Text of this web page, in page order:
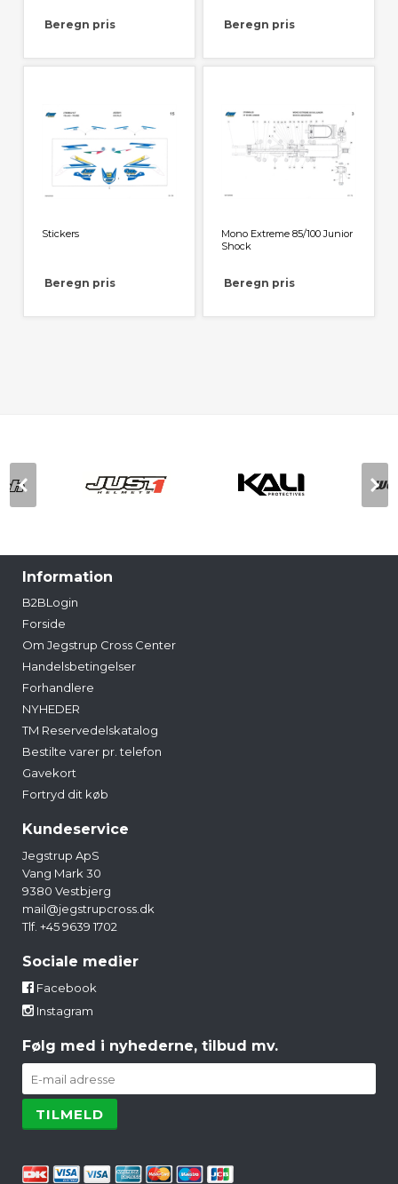
Beregn pris Beregn pris
Stickers
Beregn pris
Mono Extreme 85/100 Junior
Shock
Beregn pris
Information
B2BLogin
Forside
Om Jegstrup Cross Center
Handelsbetingelser
Forhandlere
NYHEDER
TM Reservedelskatalog
Bestilte varer pr. telefon
Gavekort
Fortryd dit køb
Kundeservice
Jegstrup ApS
Vang Mark 30
9380 Vestbjerg
mail@jegstrupcross.dk
Tlf. +45 9639 1702
Sociale medier
Facebook
Instagram
Følg med i nyhederne, tilbud mv.